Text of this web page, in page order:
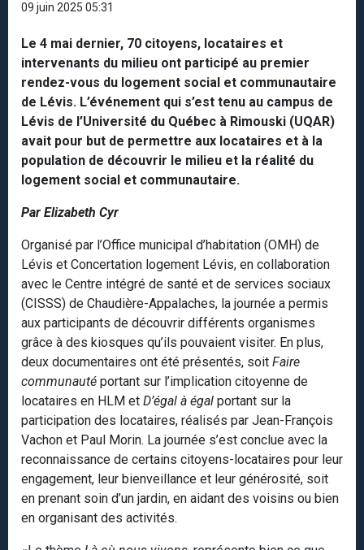
09 juin 2025 05:31
Le 4 mai dernier, 70 citoyens, locataires et
intervenants du milieu ont participé au premier
rendez-vous du logement social et communautaire
de Lévis. L’événement qui s’est tenu au campus de
Lévis de l’Université du Québec à Rimouski (UQAR)
avait pour but de permettre aux locataires et à la
population de découvrir le milieu et la réalité du
logement social et communautaire.
Par Elizabeth Cyr
Organisé par l’Office municipal d’habitation (OMH) de
Lévis et Concertation logement Lévis, en collaboration
avec le Centre intégré de santé et de services sociaux
(CISSS) de Chaudière-Appalaches, la journée a permis
aux participants de découvrir différents organismes
grâce à des kiosques qu’ils pouvaient visiter. En plus,
deux documentaires ont été présentés, soit Faire
communauté portant sur l’implication citoyenne de
locataires en HLM et D’égal à égal portant sur la
participation des locataires, réalisés par Jean-François
Vachon et Paul Morin. La journée s’est conclue avec la
reconnaissance de certains citoyens-locataires pour leur
engagement, leur bienveillance et leur générosité, soit
en prenant soin d’un jardin, en aidant des voisins ou bien
en organisant des activités.